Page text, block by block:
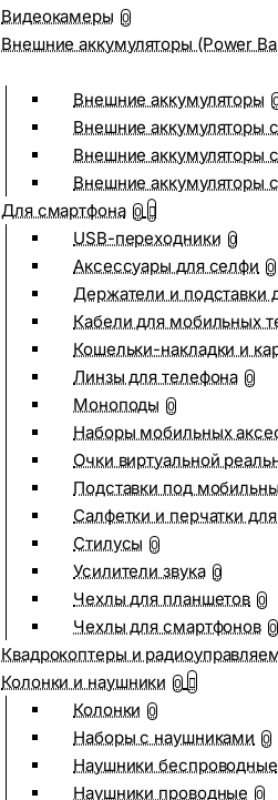
Видеокамеры 0
Внешние аккумуляторы (Power
Внешние аккумуляторы
Внешние аккумуляторы
Внешние аккумуляторы
Внешние аккумуляторы
Для смартфона 0
USB-переходники 0
Аксессуары для селфи 0
Держатели и подставки
Кабели для мобильных
Кошельки-накладки и
Линзы для телефона 0
Моноподы 0
Наборы мобильных
Очки виртуальной
Подставки под
Салфетки и перчатки
Стилусы 0
Усилители звука 0
Чехлы для планшетов 0
Чехлы для смартфонов 0
Квадрокоптеры и
Колонки и наушники 0
Колонки 0
Наборы с наушниками 0
Наушники беспроводные
Наушники проводные 0